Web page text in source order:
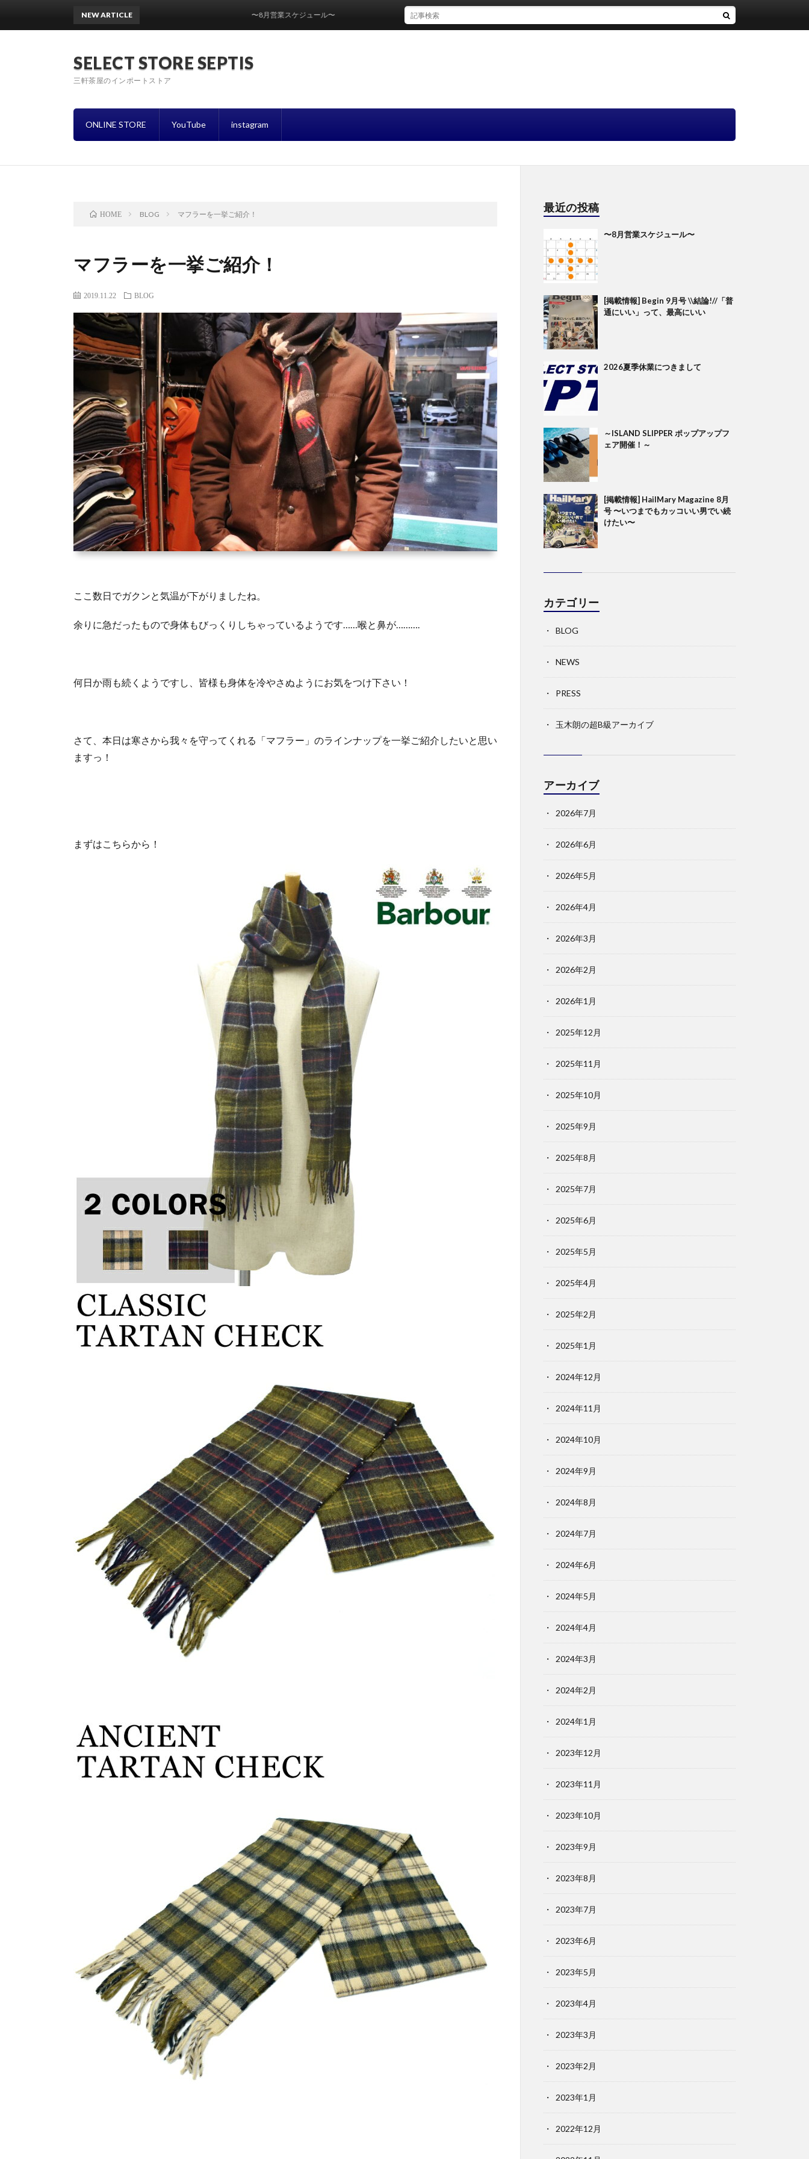
SELECT STORE SEPTIS
三軒茶屋のインポートストア
ONLINE STORE YouTube instagram
NEW ARTICLE 〜8月営業スケジュール〜
HOME BLOG マフラーを一挙ご紹介！
マフラーを一挙ご紹介！
2019.11.22 BLOG
ここ数日でガクンと気温が下がりましたね。
余りに急だったもので身体もびっくりしちゃっているようです……喉と鼻が……….
何日か雨も続くようですし、皆様も身体を冷やさぬようにお気をつけ下さい！
さて、本日は寒さから我々を守ってくれる「マフラー」のラインナップを一挙ご紹介したいと思い
ますっ！
まずはこちらから！
最近の投稿
〜8月営業スケジュール〜
[掲載情報] Begin 9月号 \\結論!//「普
通にいい」って、最高にいい
2026夏季休業につきまして
～ISLAND SLIPPER ポップアップフ
ェア開催！～
[掲載情報] HailMary Magazine 8月
号 〜いつまでもカッコいい男でい続
けたい〜
カテゴリー
BLOG
NEWS
PRESS
玉木朗の超B級アーカイブ
アーカイブ
2026年7月
2026年6月
2026年5月
2026年4月
2026年3月
2026年2月
2026年1月
2025年12月
2025年11月
2025年10月
2025年9月
2025年8月
2025年7月
2025年6月
2025年5月
2025年4月
2025年2月
2025年1月
2024年12月
2024年11月
2024年10月
2024年9月
2024年8月
2024年7月
2024年6月
2024年5月
2024年4月
2024年3月
2024年2月
2024年1月
2023年12月
2023年11月
2023年10月
2023年9月
2023年8月
2023年7月
2023年6月
2023年5月
2023年4月
2023年3月
2023年2月
2023年1月
2022年12月